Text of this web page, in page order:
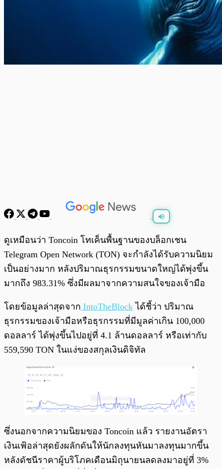
พร้อมเล่น
ดูเหมือนว่า Toncoin โทเค็นพื้นฐานของบล็อกเชน
Telegram Open Network (TON) จะกำลังได้รับความนิยม
เป็นอย่างมาก หลังปริมาณธุรกรรมขนาดใหญ่ได้พุ่งขึ้น
มากถึง 983.31% ซึ่งมีผลมาจากความสนใจของเจ้ามือ
โดยข้อมูลล่าสุดจาก IntoTheBlock ได้ชี้ว่า ปริมาณ
ธุรกรรมของเจ้ามือหรือธุรกรรมที่มีมูลค่าเกิน 100,000
ดอลลาร์ ได้พุ่งขึ้นไปอยู่ที่ 4.1 ล้านดอลลาร์ หรือเท่ากับ
559,590 TON ในแง่ของสกุลเงินดิจิทัล
ซึ่งนอกจากความนิยมของ Toncoin แล้ว รายงานอัตรา
เงินเฟ้อล่าสุดยังผลักดันให้นักลงทุนหันมาลงทุนมากขึ้น
หลังดัชนีราคาผู้บริโภคเดือนมิถุนายนลดลงมาอยู่ที่ 3%